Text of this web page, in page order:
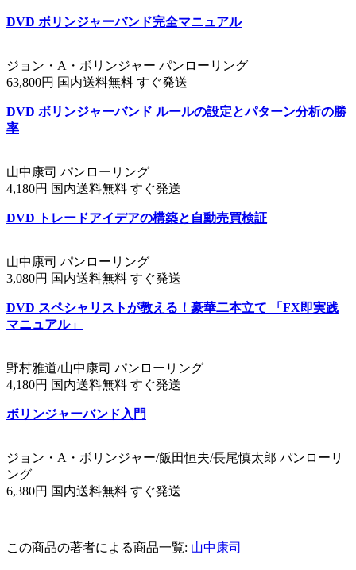
DVD ボリンジャーバンド完全マニュアル
ジョン・A・ボリンジャー パンローリング
63,800円 国内送料無料 すぐ発送
DVD ボリンジャーバンド ルールの設定とパターン分析の勝
率
山中康司 パンローリング
4,180円 国内送料無料 すぐ発送
DVD トレードアイデアの構築と自動売買検証
山中康司 パンローリング
3,080円 国内送料無料 すぐ発送
DVD スペシャリストが教える！豪華二本立て 「FX即実践
マニュアル」
野村雅道/山中康司 パンローリング
4,180円 国内送料無料 すぐ発送
ボリンジャーバンド入門
ジョン・A・ボリンジャー/飯田恒夫/長尾慎太郎 パンローリ
ング
6,380円 国内送料無料 すぐ発送
この商品の著者による商品一覧: 山中康司